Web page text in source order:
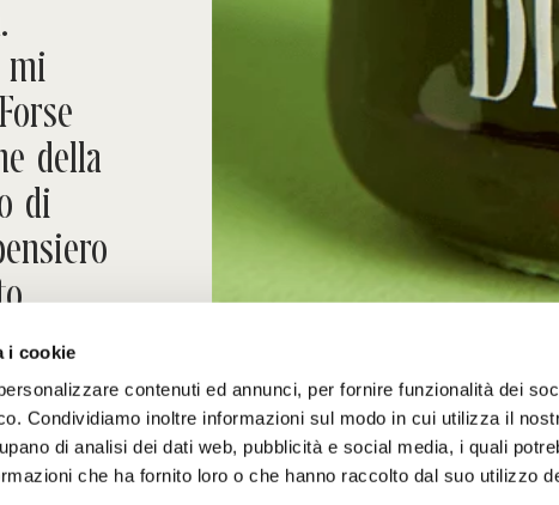
i cookie
contenuti ed annunci, per fornire funzionalità dei
Condividiamo inoltre informazioni sul modo in cui utilizza il
di analisi dei dati web, pubblicità e social media, i quali
che ha fornito loro o che hanno raccolto dal suo utilizzo
mi
della
di
pane